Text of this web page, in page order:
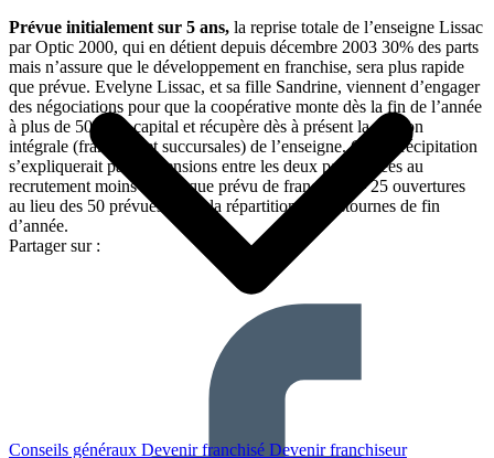
Conseils généraux Devenir franchisé Devenir franchiseur
Prévue initialement sur 5 ans, la reprise totale de l’enseigne Lissac
par Optic 2000, qui en détient depuis décembre 2003 30% des parts
mais n’assure que le développement en franchise, sera plus rapide
que prévue. Evelyne Lissac, et sa fille Sandrine, viennent d’engager
des négociations pour que la coopérative monte dès la fin de l’année
à plus de 50% du capital et récupère dès à présent la gestion
intégrale (franchise et succursales) de l’enseigne. Cette précipitation
s’expliquerait par des tensions entre les deux parties liées au
recrutement moins rapide que prévu de franchisés – 25 ouvertures
au lieu des 50 prévues – et à la répartition des ristournes de fin
d’année.
Partager sur :